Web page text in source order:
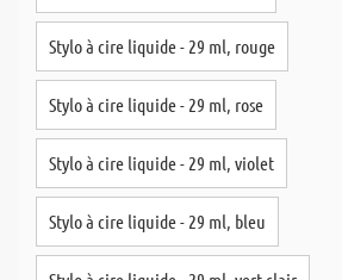
Stylo à cire liquide - 29 ml, rouge
Stylo à cire liquide - 29 ml, rose
Stylo à cire liquide - 29 ml, violet
Stylo à cire liquide - 29 ml, bleu